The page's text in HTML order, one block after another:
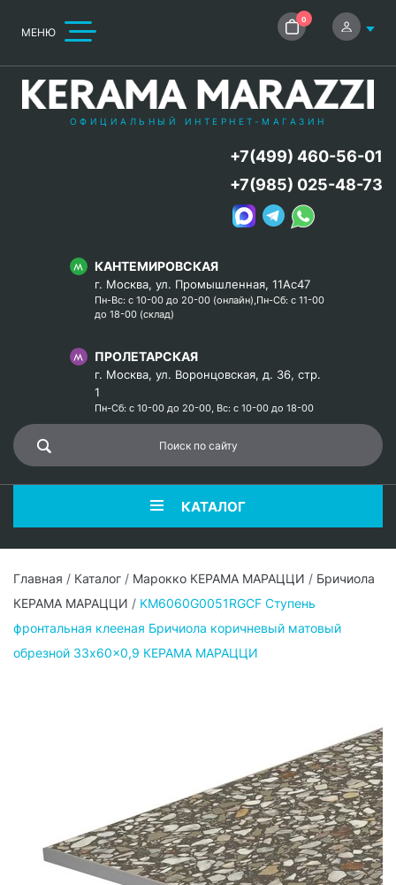
МЕНЮ
0
ОФИЦИАЛЬНЫЙ ИНТЕРНЕТ-МАГАЗИН
КАНТЕМИРОВСКАЯ
г. Москва, ул. Промышленная, 11Ас47
Пн-Вс: с 10-00 до 20-00 (онлайн),Пн-Сб: с 11-00
до 18-00 (склад)
ПРОЛЕТАРСКАЯ
г. Москва, ул. Воронцовская, д. 36, стр.
1
Пн-Сб: с 10-00 до 20-00, Вс: с 10-00 до 18-00
+7(499) 460-56-01
+7(985) 025-48-73
КАТАЛОГ
Главная / Каталог / Марокко КЕРАМА МАРАЦЦИ / Бричиола
КЕРАМА МАРАЦЦИ / KM6060G0051RGCF Ступень
фронтальная клееная Бричиола коричневый матовый
обрезной 33x60x0,9 КЕРАМА МАРАЦЦИ